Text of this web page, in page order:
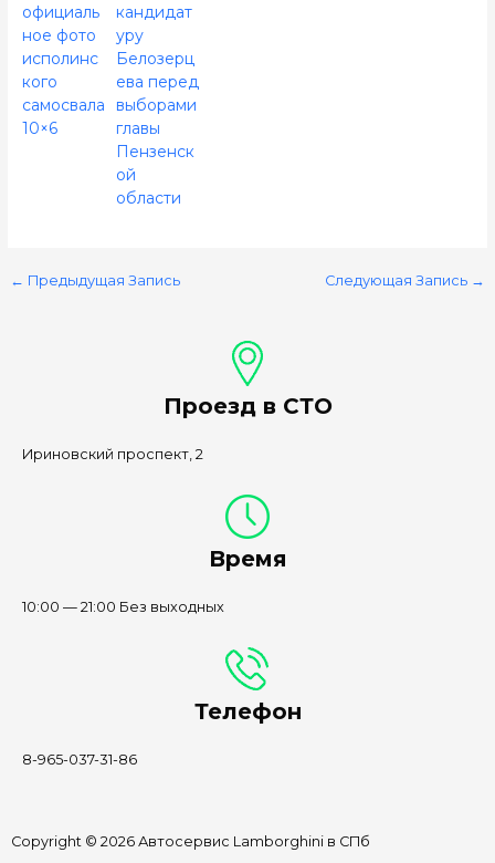
официаль
ное фото
исполинс
кого
самосвала
10×6
кандидат
уру
Белозерц
ева перед
выборами
главы
Пензенск
ой
области
← Предыдущая Запись Следующая Запись →
Проезд в СТО
Ириновский проспект, 2
Время
10:00 — 21:00 Без выходных
Телефон
8-965-037-31-86
Copyright © 2026 Автосервис Lamborghini в СПб